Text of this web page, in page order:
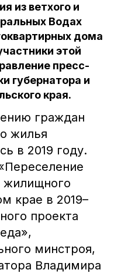
из ветхого и
Водах
дома
этой
пресс-
губернатора и
края.
граждан
жилья
в 2019 году.
жилищного
крае в 2019–
проекта
минстроя,
Владимира